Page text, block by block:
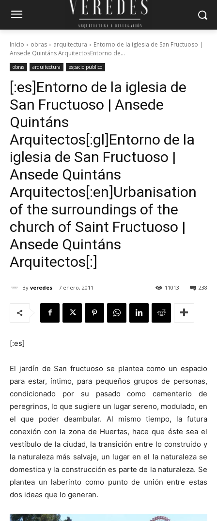
Inicio obras arquitectura
Entorno de la iglesia de San Fructuoso |
Ansede Quintáns ArquitectosEntorno de...
obras arquitectura espacio publico
[:es]Entorno de la iglesia de
San Fructuoso | Ansede
Quintáns
Arquitectos[:gl]Entorno de la
iglesia de San Fructuoso |
Ansede Quintáns
Arquitectos[:en]Urbanisation
of the surroundings of the
church of Saint Fructuoso |
Ansede Quintáns
Arquitectos[:]
By veredes 7 enero, 2011 238
11013
[:es]
El jardín de San fructuoso se plantea como un espacio
para estar, íntimo, para pequeños grupos de personas,
condicionado por su pasado como cementerio de
peregrinos, lo que sugiere un lugar sereno, modulado, en
el que poder deambular. Al mismo tiempo, la futura
conexión con la zona de Huertas, hace que éste sea el
vestíbulo de la ciudad, la transición entre lo construido y
la naturaleza más salvaje, un lugar en el la naturaleza se
domestica y la construcción es parte de la naturaleza. Se
plantea un laberinto como punto de unión entre estas
dos ideas que lo generan.